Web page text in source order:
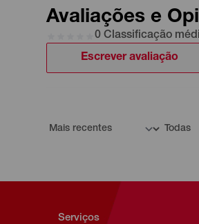
Avaliações e
0 Classificação
Escrever avaliação
Serviços